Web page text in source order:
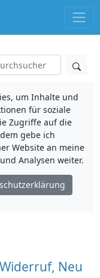
um Inhalte und
für soziale
Zugriffe auf die
gebe ich
Website an meine
Analysen weiter.
Neu